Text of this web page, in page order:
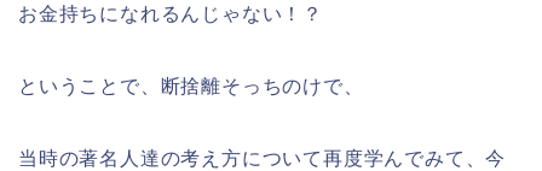
お金持ちになれるんじゃない！？
ということで、断捨離そっちのけで、
当時の著名人達の考え方について再度学んでみて、今